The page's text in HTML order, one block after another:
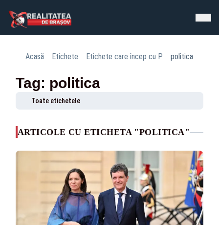
Acasă Etichete Etichete care încep cu P politica
Tag: politica
Toate etichetele
ARTICOLE CU ETICHETA "POLITICA"